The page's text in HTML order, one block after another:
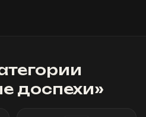
доспехи»